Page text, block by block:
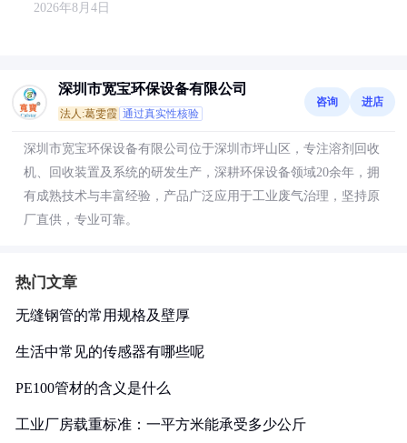
2026年8月4日
深圳市宽宝环保设备有限公司
法人:葛雯霞 通过真实性核验
咨询 进店
深圳市宽宝环保设备有限公司位于深圳市坪山区，专注溶剂回收
机、回收装置及系统的研发生产，深耕环保设备领域20余年，拥
有成熟技术与丰富经验，产品广泛应用于工业废气治理，坚持原
厂直供，专业可靠。
热门文章
无缝钢管的常用规格及壁厚
生活中常见的传感器有哪些呢
PE100管材的含义是什么
工业厂房载重标准：一平方米能承受多少公斤